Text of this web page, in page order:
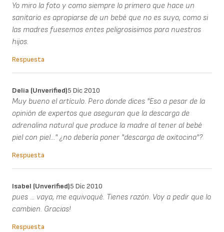
Yo miro la foto y como siempre lo primero que hace un
sanitario es apropiarse de un bebé que no es suyo, como si
las madres fuesemos entes peligrosisimos para nuestros
hijos.
Respuesta
Delia (unverified)5 Dic 2010
Muy bueno el artículo. Pero donde dices "Eso a pesar de la
opinión de expertos que aseguran que la descarga de
adrenalina natural que produce la madre al tener al bebé
piel con piel..." ¿no debería poner "descarga de oxitocina"?
Respuesta
Isabel (unverified)5 Dic 2010
pues ... vaya, me equivoqué. Tienes razón. Voy a pedir que lo
cambien. Gracias!
Respuesta